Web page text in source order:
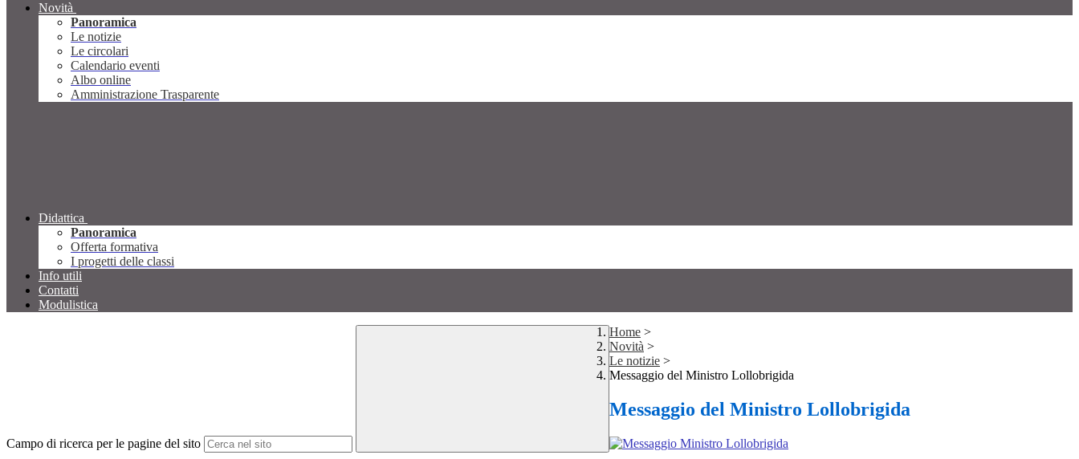
Novità
Panoramica
Le notizie
Le circolari
Calendario eventi
Albo online
Amministrazione Trasparente
Didattica
Panoramica
Offerta formativa
I progetti delle classi
Info utili
Contatti
Modulistica
Campo di ricerca per le pagine del sito
Home >
Novità >
Le notizie >
Messaggio del Ministro Lollobrigida
Messaggio del Ministro Lollobrigida